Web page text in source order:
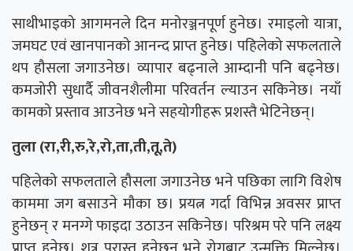
साथीभाइको आगमनले दिन मनोरञ्जनपूर्ण हुनेछ। रमाइलो यात्रा,
जमघट एवं खानपानको आनन्द प्राप्त हुनेछ। पहिलेको सफलताले
थप हौसला जगाउनेछ। व्यापार बढ्नाले आम्दानी पनि बढ्नेछ।
कमजोरी सुधार्दै जीवनशैलीमा परिवर्तन ल्याउन सकिनेछ। नयाँ
कामको प्रस्ताव आउनेछ भने सहयोगीहरू प्रशस्तै भेटिनेछन्।
तुला (रा,री,रु,रे,रो,ता,ती,तू,ते)
पहिलेको सफलताले हौसला जगाउनेछ भने पछिका लागि विशेष
काममा जग बसाउने मौका छ। प्रयत्न गर्दा विभिन्न अवसर प्राप्त
हुनेछन् र मनग्गे फाइदा उठाउन सकिनेछ। परिश्रम परे पनि लक्ष्य